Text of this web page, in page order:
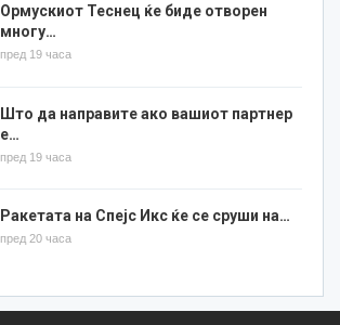
Ормускиот Теснец ќе биде отворен
многу…
пред 19 часа
Што да направите ако вашиот партнер
е…
пред 19 часа
Ракетата на Спејс Икс ќе се сруши на…
пред 20 часа